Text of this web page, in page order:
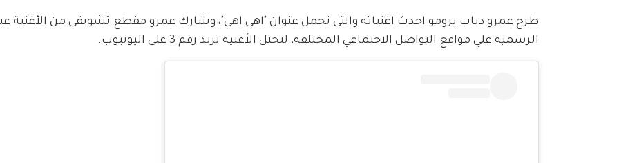
طرح عمرو دياب برومو احدث اغنياته والتي تحمل عنوان "اهي اهي"، وشارك عمرو مقطع تشويقي من الأغنية
الرسمية علي مواقع التواصل الاجتماعي المختلفة، لتحتل الأغنية ترند رقم 3 على اليوتيوب.